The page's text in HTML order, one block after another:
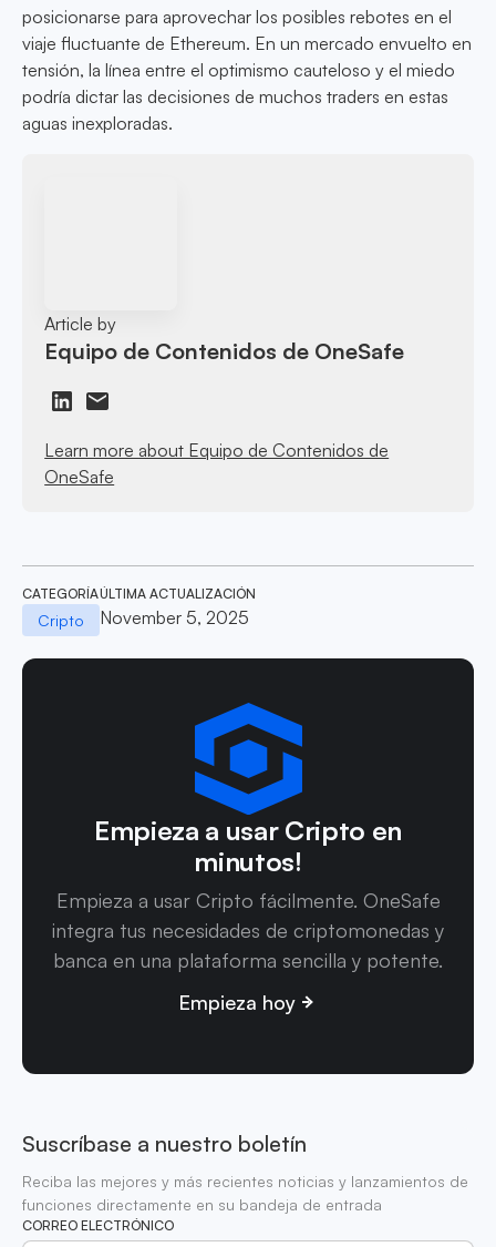
posicionarse para aprovechar los posibles rebotes en el
viaje fluctuante de Ethereum. En un mercado envuelto en
tensión, la línea entre el optimismo cauteloso y el miedo
podría dictar las decisiones de muchos traders en estas
aguas inexploradas.
Article by
Equipo de Contenidos de OneSafe
Learn more about Equipo de Contenidos de
OneSafe
CATEGORÍA
Cripto
ÚLTIMA ACTUALIZACIÓN
November 5, 2025
Empieza a usar Cripto en
minutos!
Empieza a usar Cripto fácilmente. OneSafe
integra tus necesidades de criptomonedas y
banca en una plataforma sencilla y potente.
Empieza hoy
Suscríbase a nuestro boletín
Reciba las mejores y más recientes noticias y lanzamientos de
funciones directamente en su bandeja de entrada
CORREO ELECTRÓNICO